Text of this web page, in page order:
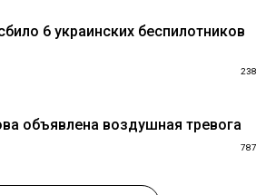
6 украинских беспилотников
238
объявлена воздушная тревога
787